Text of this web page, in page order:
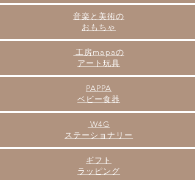
音楽と美術の
​おもちゃ
工房mapaの
アート玩具
PAPPA
​ベビー食器
W4G
​ステーショナリー
​ギフト
ラッピング